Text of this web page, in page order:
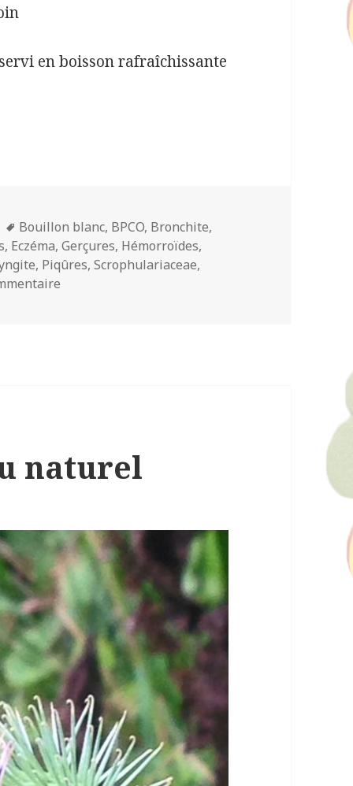
en boisson rafraîchissante
Mots-
clés
Bouillon blanc, BPCO, Bronchite,
, Eczéma,Gerçures, Hémorroïdes,
, Piqûres,Scrophulariaceae,
naturel